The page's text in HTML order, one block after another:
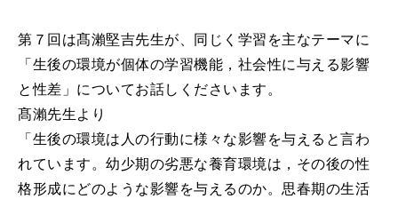
第７回は髙瀨堅吉先生が、同じく学習を主なテーマに
「生後の環境が個体の学習機能，社会性に与える影響
と性差」についてお話しくださいます。
髙瀨先生より
「生後の環境は人の行動に様々な影響を与えると言わ
れています。幼少期の劣悪な養育環境は，その後の性
格形成にどのような影響を与えるのか。思春期の生活